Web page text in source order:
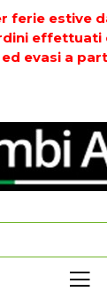
ferie estive
evasi a